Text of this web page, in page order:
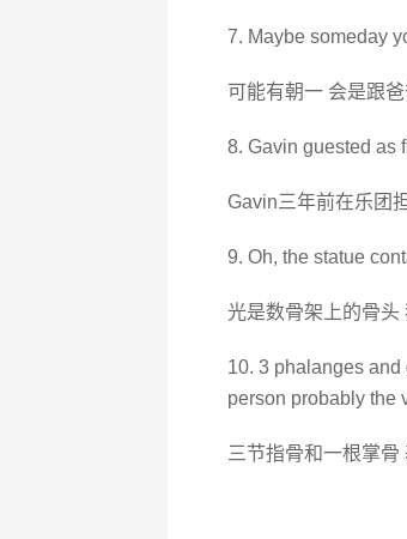
7. Maybe someday
可能有朝一 会是跟
8. Gavin guested as
Gavin三年前在乐团
9. Oh, the statue
光是数骨架上的骨
10. 3 phalanges
person probably the
三节指骨和一根掌